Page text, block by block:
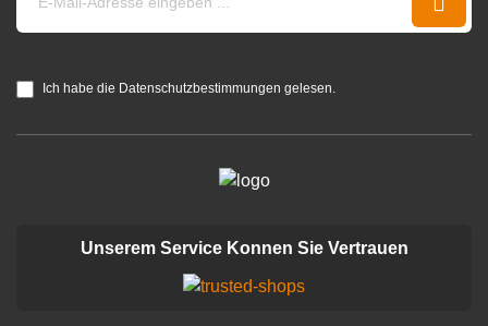
Ich habe die Datenschutzbestimmungen gelesen.
Unserem Service Konnen Sie Vertrauen